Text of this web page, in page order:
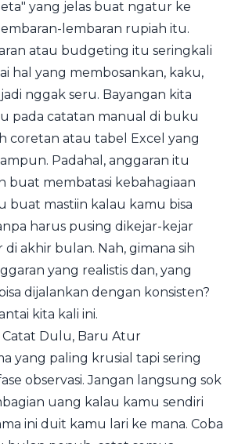
yang jelas buat ngatur ke
lembaran rupiah itu.
atau budgeting itu seringkali
hal yang membosankan, kaku,
nggak seru. Bayangan kita
pada catatan manual di buku
coretan atau tabel Excel yang
Padahal, anggaran itu
buat membatasi kebahagiaan
buat mastiin kalau kamu bisa
harus pusing dikejar-kejar
akhir bulan. Nah, gimana sih
yang realistis dan, yang
dijalankan dengan konsisten?
kita kali ini.
Catat Dulu, Baru Atur
yang paling krusial tapi sering
observasi. Jangan langsung sok
uang kalau kamu sendiri
ini duit kamu lari ke mana. Coba